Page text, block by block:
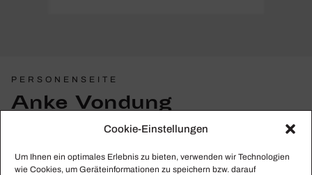
Cookie-Einstellungen
Um Ihnen ein optimales Erlebnis zu bieten, verwenden wir Technologien
wie Cookies, um Geräteinformationen zu speichern bzw. darauf
PERSONENSEITE
Anke Vondung
Hier finden Sie alle gesammelten Beiträge zu Anke